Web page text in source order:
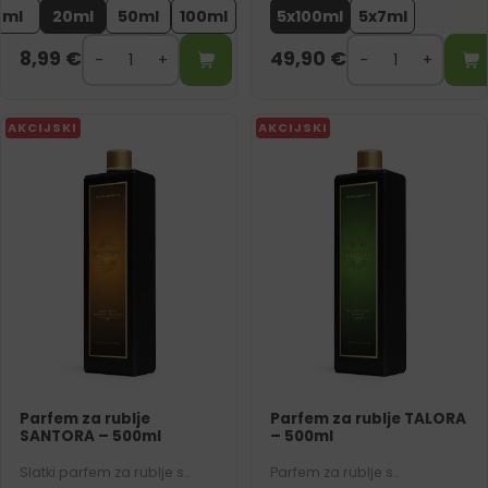
20ml 50ml 100ml
8,99 €
sadrži 5 komada od 100 ml i
traje do 100 pranja.
5x100ml 5x7ml
49,90 €
AKCIJSKI
Parfem za rublje
SANTORA – 500ml
Slatki parfem za rublje s
AKCIJSKI
Parfem za rublje TALORA
– 500ml
Parfem za rublje s